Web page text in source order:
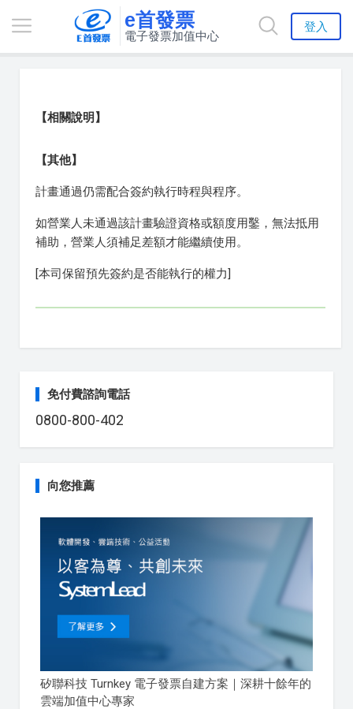
e首發票
電子發票加值中心
登入
【相關說明】
【其他】
計畫通過仍需配合簽約執行時程與程序。
如營業人未通過該計畫驗證資格或額度用鑿，無法抵用
補助，營業人須補足差額才能繼續使用。
[本司保留預先簽約是否能執行的權力]
免付費諮詢電話
0800-800-402
向您推薦
矽聯科技 Turnkey 電子發票自建方案｜深耕十餘年的
雲端加值中心專家